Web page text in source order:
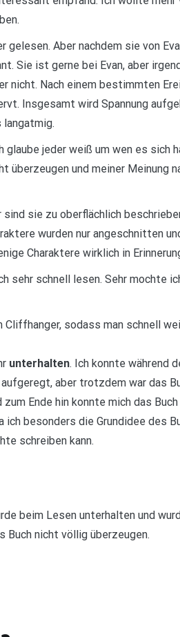
Aber nachdem sie von
Sie ist gerne bei Evan, aber
nicht. Nach einem bestimmten
Insgesamt wird Spannung
glaube jeder weiß um wen es sich
überzeugen und meiner Meinung
sie zu oberflächlich
wurden nur angeschnitten
Charaktere wirklich in
sehr schnell lesen. Sehr mochte
Cliffhanger, sodass man schnell
unterhalten. Ich konnte während
aber trotzdem war das
zum Ende hin konnte mich das
besonders die Grundidee des
schreiben kann.
beim Lesen unterhalten und
Buch nicht völlig überzeugen.